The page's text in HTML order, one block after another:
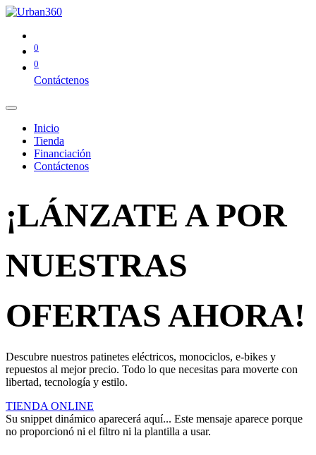
0
0
Contáctenos
Inicio
Tienda
Financiación
Contáctenos
¡LÁNZATE A POR
NUESTRAS
OFERTAS AHORA!
Descubre nuestros patinetes eléctricos, monociclos, e-bikes y
repuestos al mejor precio. Todo lo que necesitas para moverte con
libertad, tecnología y estilo.
TIENDA ONLINE
Su snippet dinámico aparecerá aquí... Este mensaje aparece porque
no proporcionó ni el filtro ni la plantilla a usar.